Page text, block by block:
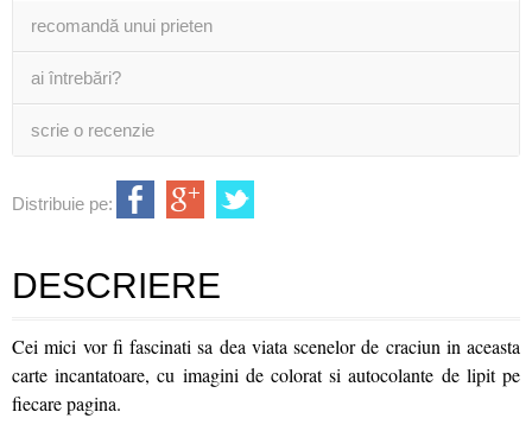
recomandă unui prieten
ai întrebări?
scrie o recenzie
Distribuie pe:
DESCRIERE
Cei mici vor fi fascinati sa dea viata scenelor de craciun in aceasta
carte incantatoare, cu imagini de colorat si autocolante de lipit pe
fiecare pagina.